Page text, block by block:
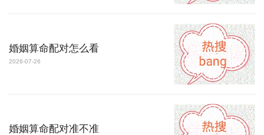
婚姻算命配对怎么看
2026-07-26
婚姻算命配对准不准